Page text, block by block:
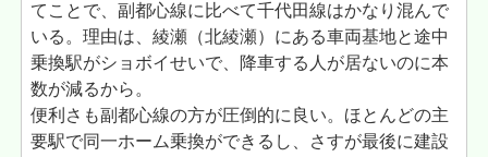
てことで、副都心線に比べて千代田線はかなり混んで
いる。理由は、綾瀬（北綾瀬）にある車両基地と途中
乗換駅がショボイせいで、降車する人が居ないのに本
数が減るから。
便利さも副都心線の方が圧倒的に良い。ほとんどの主
要駅で同一ホーム乗換ができるし、さすが最後に建設